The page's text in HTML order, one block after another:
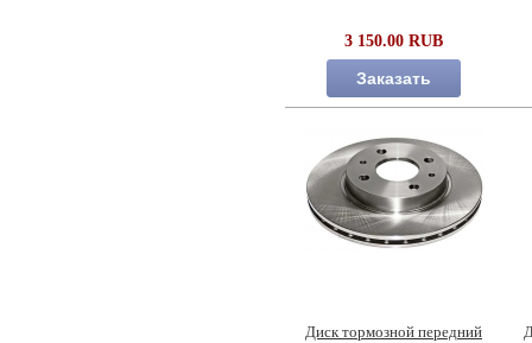
3 150.00 RUB
Заказать
Диск тормозной передний